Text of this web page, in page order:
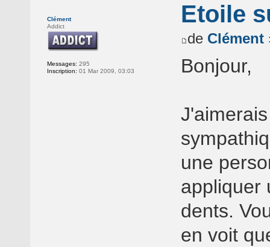
Clément
Addict
Messages: 295
Inscription: 01 Mar 2009, 03:03
Etoile
de Clément
Bonjour,
une
appliquer
dents.
en voit